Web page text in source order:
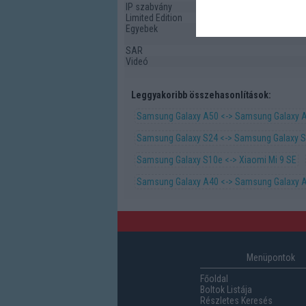
IP szabvány
Limited Edition
Egyebek
SAR
Videó
Leggyakoribb összehasonlítások:
Samsung Galaxy A50 <-> Samsung Galaxy
Samsung Galaxy S24 <-> Samsung Galaxy
Samsung Galaxy S10e <-> Xiaomi Mi 9 SE
Samsung Galaxy A40 <-> Samsung Galaxy
Menüpontok
Főoldal
Boltok Listája
Részletes Keresés